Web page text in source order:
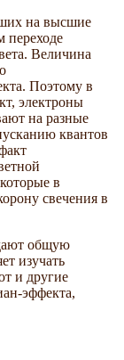
на высшие
переходе
Величина
Поэтому в
электроны
на разные
квантов
в
свечения в
общую
изучать
и другие
эффекта,